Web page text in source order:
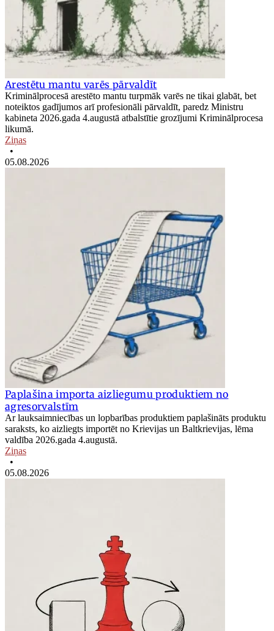
Arestētu mantu varēs pārvaldīt
Kriminālprocesā arestēto mantu turpmāk varēs ne tikai glabāt, bet
noteiktos gadījumos arī profesionāli pārvaldīt, paredz Ministru
kabineta 2026.gada 4.augustā atbalstītie grozījumi Kriminālprocesa
likumā.
Ziņas
•
05.08.2026
Paplašina importa aizliegumu produktiem no
agresorvalstīm
Ar lauksaimniecības un lopbarības produktiem paplašināts produktu
saraksts, ko aizliegts importēt no Krievijas un Baltkrievijas, lēma
valdība 2026.gada 4.augustā.
Ziņas
•
05.08.2026